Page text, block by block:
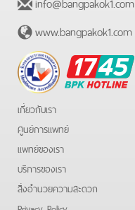
www.bangpakok1.com
BPK
Hotline
เกี่ยวกับเรา
ศูนย์การแพทย์
แพทย์ของเรา
บริการของเรา
สิ่งอำนวยความสะดวก